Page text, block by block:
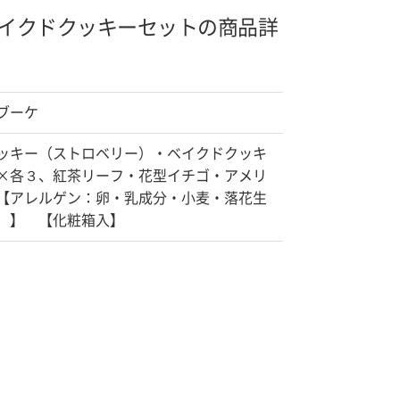
ドクッキーセットの商品詳
ーケ
キー（ストロベリー）・ベイクドクッキ
３、紅茶リーフ・花型イチゴ・アメリ
レルゲン：卵・乳成分・小麦・落花生
】 【化粧箱入】